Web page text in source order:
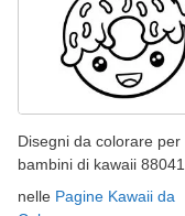
Disegni da colorare per
bambini di kawaii 88041
nelle Pagine Kawaii da